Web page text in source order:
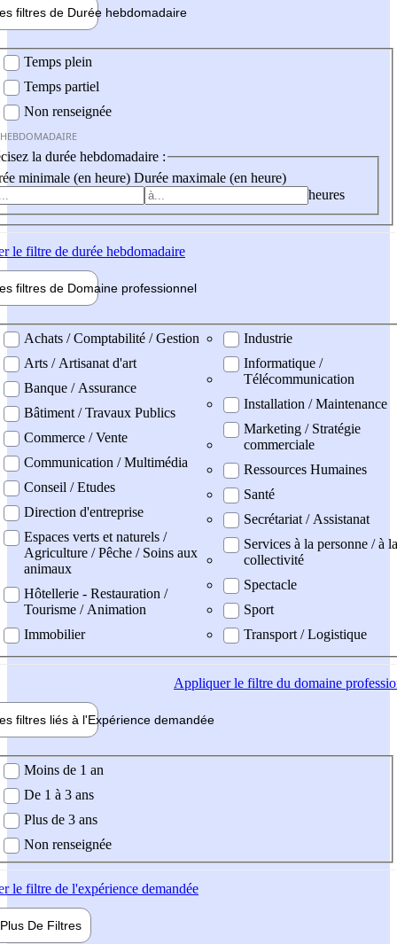
filtres de Durée hebdomadaire
Temps plein
Temps partiel
Non renseignée
la durée hebdomadaire :
minimale (en heure) Durée maximale (en heure)
heures
le filtre de durée hebdomadaire
filtres de Domaine professionnel
professionel
Achats / Comptabilité / Gestion
Arts / Artisanat d'art
Banque / Assurance
Bâtiment / Travaux Publics
Commerce / Vente
Communication / Multimédia
Conseil / Etudes
Direction d'entreprise
Espaces verts et naturels /
Agriculture / Pêche / Soins aux
animaux
Hôtellerie - Restauration /
Tourisme / Animation
Immobilier
Industrie
Informatique /
Télécommunication
Installation / Maintenance
Marketing / Stratégie
commerciale
Ressources Humaines
Santé
Secrétariat / Assistanat
Services à la personne / à la
collectivité
Spectacle
Sport
Transport / Logistique
Appliquerle filtre du domaine
filtres liés à l'Expérience demandée
demandée
Moins de 1 an
De 1 à 3 ans
Plus de 3 ans
Non renseignée
le filtre de l'expérience demandée
Plus De Filtres